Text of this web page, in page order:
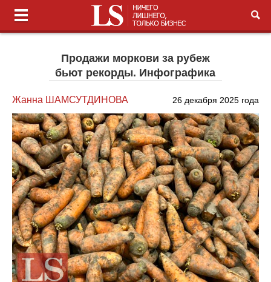
Продажи моркови за рубеж
бьют рекорды. Инфографика
Жанна ШАМСУТДИНОВА 26 декабря 2025 года